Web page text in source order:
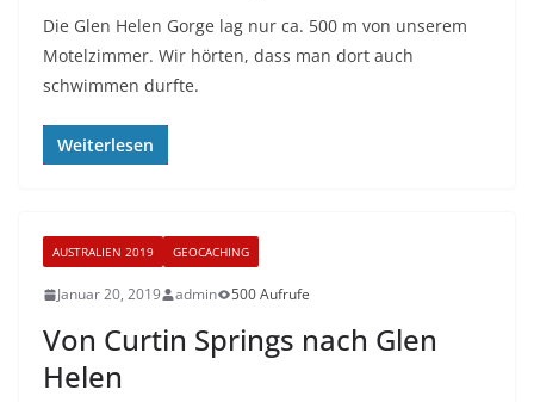
Die Glen Helen Gorge lag nur ca. 500 m von unserem
Motelzimmer. Wir hörten, dass man dort auch
schwimmen durfte.
Weiterlesen
AUSTRALIEN 2019 GEOCACHING
Januar 20, 2019 admin 500 Aufrufe
Von Curtin Springs nach Glen
Helen